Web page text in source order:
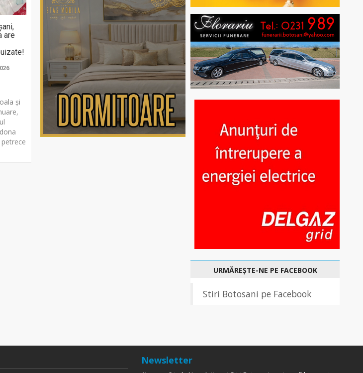
are
și
URMĂREȘTE-NE PE FACEBOOK
Stiri Botosani pe Facebook
Newsletter